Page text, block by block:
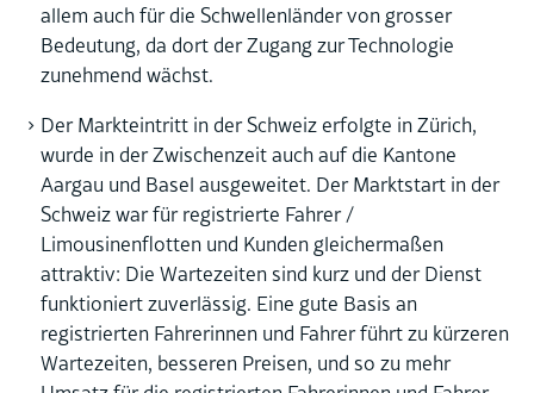
allem auch für die Schwellenländer von grosser
Bedeutung, da dort der Zugang zur Technologie
zunehmend wächst.
Der Markteintritt in der Schweiz erfolgte in Zürich,
wurde in der Zwischenzeit auch auf die Kantone
Aargau und Basel ausgeweitet. Der Marktstart in der
Schweiz war für registrierte Fahrer /
Limousinenflotten und Kunden gleichermaßen
attraktiv: Die Wartezeiten sind kurz und der Dienst
funktioniert zuverlässig. Eine gute Basis an
registrierten Fahrerinnen und Fahrer führt zu kürzeren
Wartezeiten, besseren Preisen, und so zu mehr